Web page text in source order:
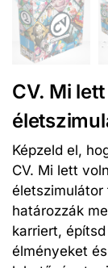
CV. Mi
Képzeld el,
CV. Mi lett
életszimulátor
határozzák
karriert,
élményeket